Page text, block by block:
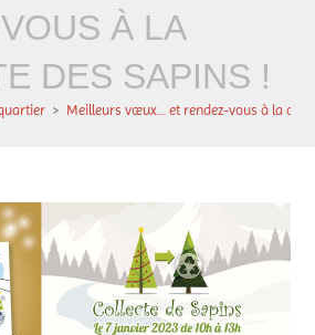
À LA
DES SAPINS !
> Meilleurs vœux… et rendez-vous à la